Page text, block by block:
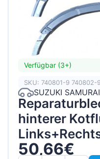
Verfügbar (3+)
SKU: 740801-9 740802-9
SUZUKI
hinterer
50,66€